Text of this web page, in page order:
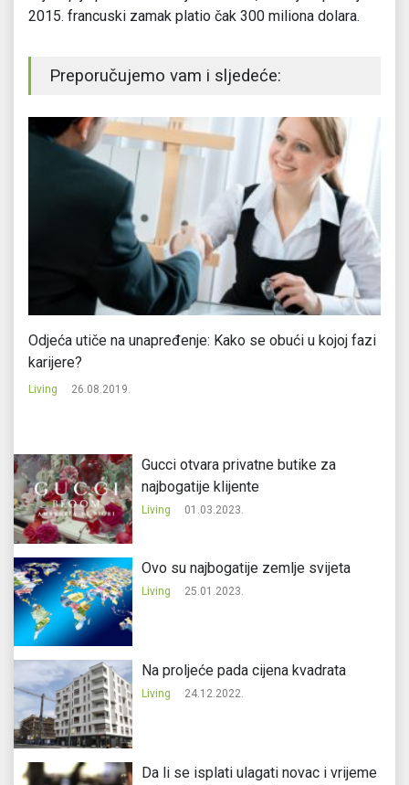
2015. francuski zamak platio čak 300 miliona dolara.
Preporučujemo vam i sljedeće:
Odjeća utiče na unapređenje: Kako se obući u kojoj fazi
karijere?
Living 26.08.2019.
Gucci otvara privatne butike za
najbogatije klijente
Living 01.03.2023.
Ovo su najbogatije zemlje svijeta
Living 25.01.2023.
Na proljeće pada cijena kvadrata
Living 24.12.2022.
Da li se isplati ulagati novac i vrijeme